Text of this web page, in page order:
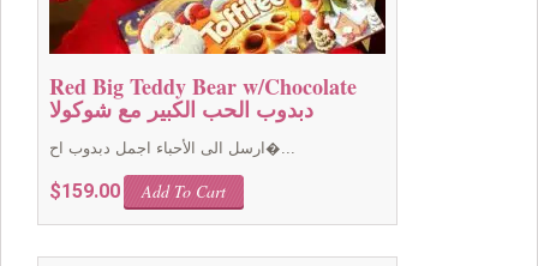
Red Big Teddy Bear w/Chocolate
دبدوب الحب الكبير مع شوكولا
ارسل الى الأحباء اجمل دبدوب اح�...
$159.00 Add To Cart